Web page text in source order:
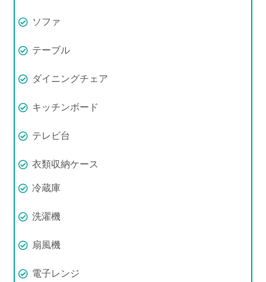
ソファ
テーブル
ダイニングチェア
キッチンボード
テレビ台
衣類収納ケース
冷蔵庫
洗濯機
扇風機
電子レンジ